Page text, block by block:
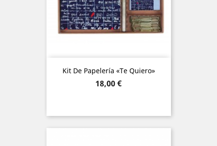
Kit De Papelería «Te Quiero»
Precio
18,00 €